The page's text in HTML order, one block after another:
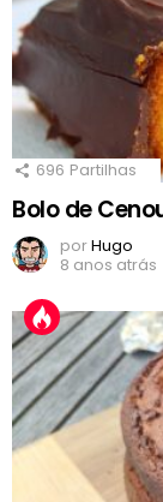
696 Partilhas
Bolo de
porHugo
8 anos atrás